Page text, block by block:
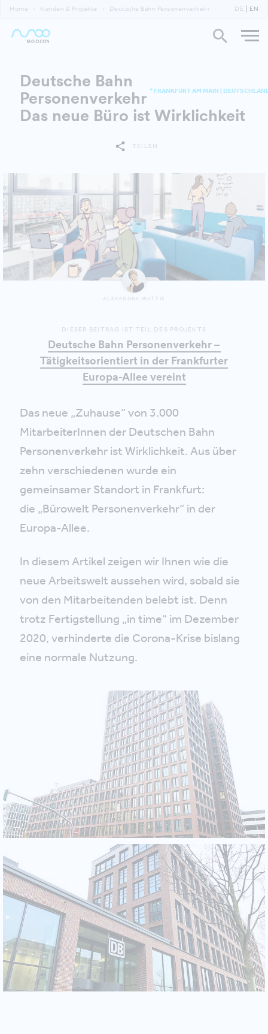
Home Kunden & Projekte Deutsche Bahn Personenverkehr Das neue
DE EN
Deutsche Bahn
Personenverkehr * FRANKFURT AM MAIN |
Das neue Büro ist Wirklichkeit
TEILEN
ALEXANDRA WATTIE
DIESER BEITRAG IST TEIL DES PROJEKTS
Deutsche Bahn Personenverkehr –
Tätigkeitsorientiert in der Frankfurter
Europa-Allee vereint
Das neue „Zuhause“ von 3.000
MitarbeiterInnen der Deutschen Bahn
Personenverkehr ist Wirklichkeit. Aus über
zehn verschiedenen wurde ein
gemeinsamer Standort in Frankfurt:
die „Bürowelt Personenverkehr“ in der
Europa-Allee.
In diesem Artikel zeigen wir Ihnen wie die
neue Arbeitswelt aussehen wird, sobald sie
von den Mitarbeitenden belebt ist. Denn
trotz Fertigstellung „in time“ im Dezember
2020, verhinderte die Corona-Krise bislang
eine normale Nutzung.